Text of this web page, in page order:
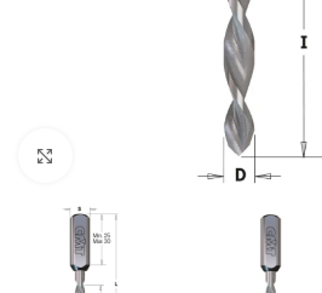
Нажмите, чтобы увеличить